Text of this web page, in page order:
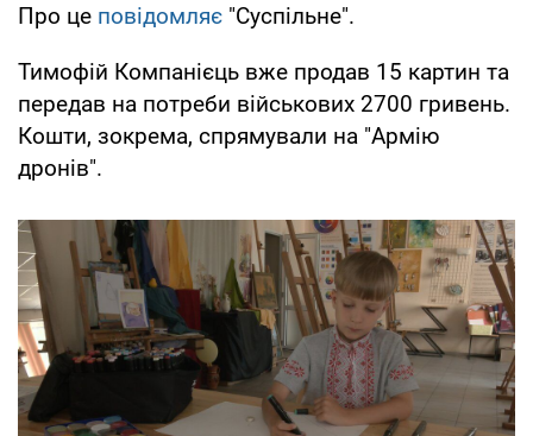
Про це повідомляє "Суспільне".
Тимофій Компанієць вже продав 15 картин та
передав на потреби військових 2700 гривень.
Кошти, зокрема, спрямували на "Армію
дронів".